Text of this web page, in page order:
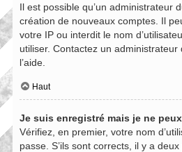
Il est possible qu’un administrateur
création de nouveaux comptes. Il
votre IP ou interdit le nom
utiliser. Contactez un
l’aide.
Haut
Je suis enregistré mais je ne
Vérifiez, en premier, votre nom
passe. S’ils sont corrects, il y a